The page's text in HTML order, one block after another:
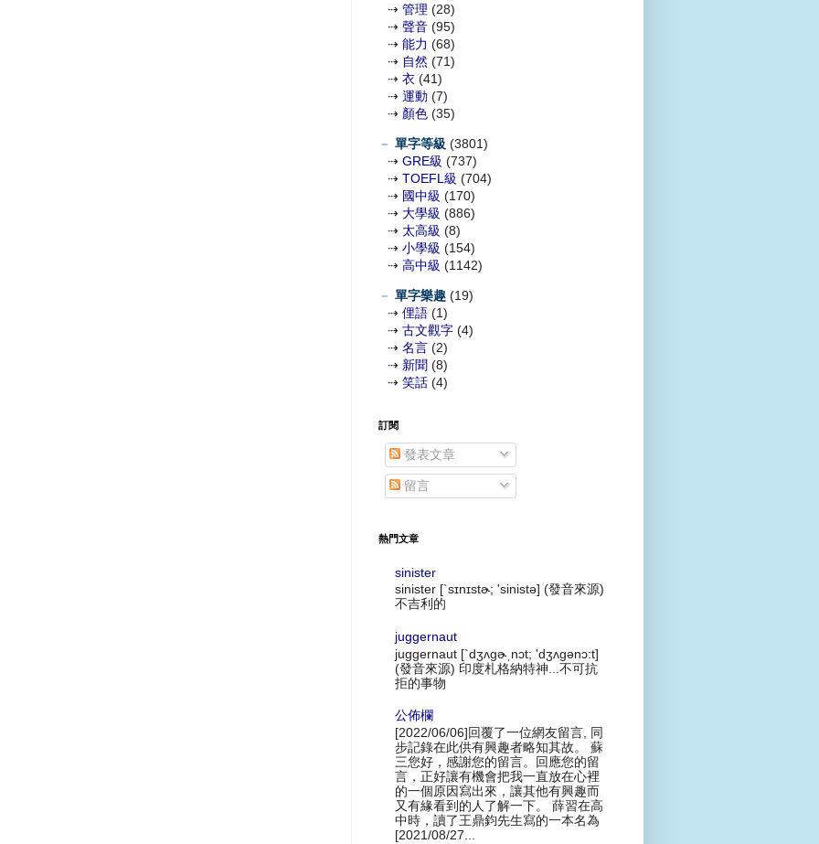
⇢ 管理 (28)
⇢ 聲音 (95)
⇢ 能力 (68)
⇢ 自然 (71)
⇢ 衣 (41)
⇢ 運動 (7)
⇢ 顏色 (35)
－ 單字等級 (3801)
⇢ GRE級 (737)
⇢ TOEFL級 (704)
⇢ 國中級 (170)
⇢ 大學級 (886)
⇢ 太高級 (8)
⇢ 小學級 (154)
⇢ 高中級 (1142)
－ 單字樂趣 (19)
⇢ 俚語 (1)
⇢ 古文觀字 (4)
⇢ 名言 (2)
⇢ 新聞 (8)
⇢ 笑話 (4)
訂閱
發表文章
留言
熱門文章
sinister
sinister [`sɪnɪstɚ; 'sinistə] (發音來源)
不吉利的
juggernaut
juggernaut [`dʒʌgɚˌnɔt; 'dʒʌgənɔ:t]
(發音來源) 印度札格納特神...不可抗
拒的事物
公佈欄
[2022/06/06]回覆了一位網友留言, 同
步記錄在此供有興趣者略知其故。 蘇
三您好，感謝您的留言。回應您的留
言，正好讓有機會把我一直放在心裡
的一個原因寫出來，讓其他有興趣而
又有緣看到的人了解一下。 薛習在高
中時，讀了王鼎鈞先生寫的一本名為
[2021/08/27...